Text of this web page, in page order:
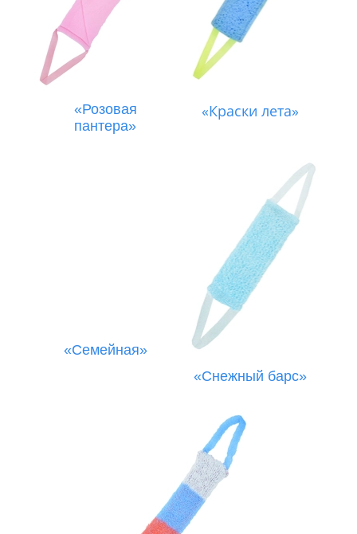
«Розовая
пантера»
«Краски лета»
«Семейная»
«Снежный барс»